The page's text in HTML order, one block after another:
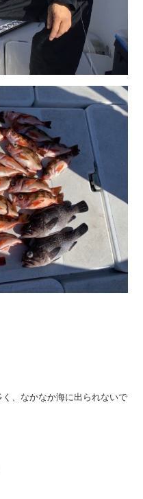
、なかなか海に出られないで